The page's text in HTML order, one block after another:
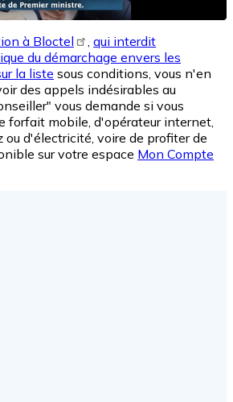
à Bloctel ,qui interdit
du démarchage envers les
la liste sous conditions, vous n'en
des appels indésirables au
vous demande si vous
forfait mobile, d'opérateur internet,
ou d'électricité, voire de profiter de
sur votre espace Mon Compte